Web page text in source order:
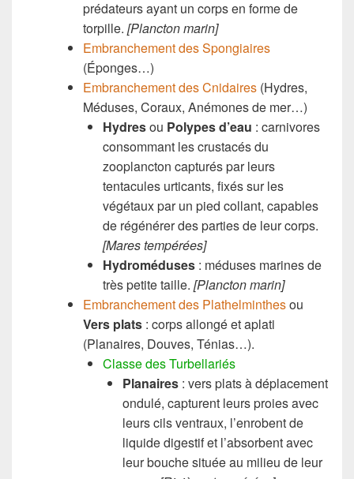
prédateurs ayant un corps en forme de
torpille. [Plancton marin]
Embranchement des Spongiaires
(Éponges…)
Embranchement des Cnidaires (Hydres,
Méduses, Coraux, Anémones de mer…)
Hydresou Polypes d’eau : carnivores
consommant les crustacés du
zooplancton capturés par leurs
tentacules urticants, fixés sur les
végétaux par un pied collant, capables
de régénérer des parties de leur corps.
[Mares tempérées]
Hydroméduses : méduses marines de
très petite taille. [Plancton marin]
Embranchement des Plathelminthesou
Vers plats : corps allongé et aplati
(Planaires, Douves, Ténias…).
Classe des Turbellariés
Planaires : vers plats à déplacement
ondulé, capturent leurs proies avec
leurs cils ventraux, l’enrobent de
liquide digestif et l’absorbent avec
leur bouche située au milieu de leur